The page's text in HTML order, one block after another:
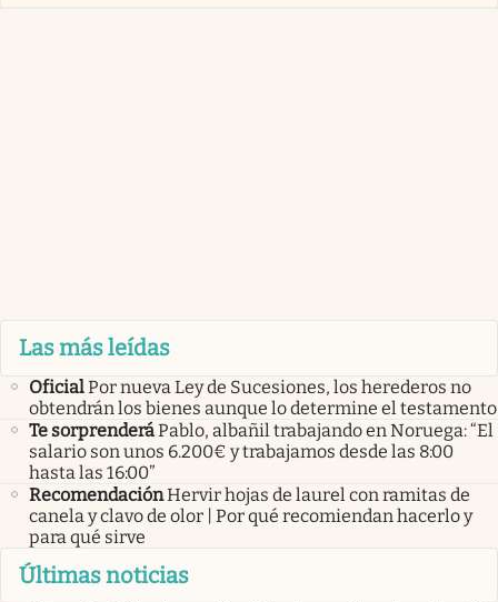
Las más leídas
OficialPor nueva Ley de Sucesiones, los herederos no
obtendrán los bienes aunque lo determine el testamento
Te sorprenderáPablo, albañil trabajando en Noruega: “El
salario son unos 6.200€ y trabajamos desde las 8:00
hasta las 16:00”
RecomendaciónHervir hojas de laurel con ramitas de
canela y clavo de olor | Por qué recomiendan hacerlo y
para qué sirve
Últimas noticias